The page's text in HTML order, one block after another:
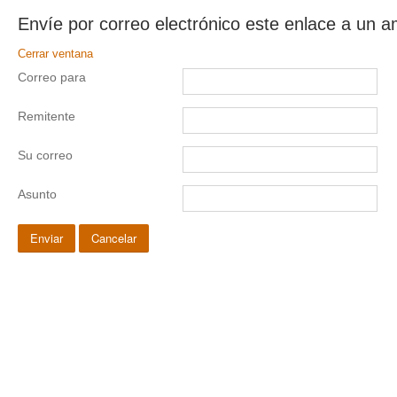
Envíe por correo electrónico este enlace a un
Cerrar ventana
Correo para
Remitente
Su correo
Asunto
Enviar Cancelar